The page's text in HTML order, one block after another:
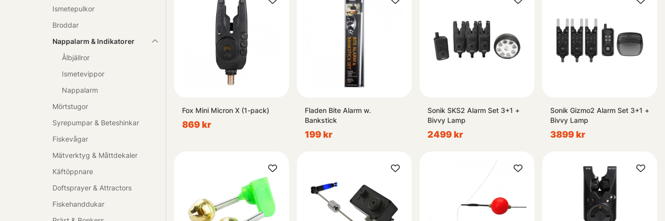
Ismetepulkor
Broddar
Nappalarm & Indikatorer
Ålbjällror
Ismetevippor
Nappalarm
Mörtstugor
Syrepumpar & Beteshinkar
Fiskevågar
Mätverktyg & Måttdekaler
Käftöppnare
Doftsprayer & Attractors
Fiskehanddukar
Fox Mini Micron X (1-pack)
869 kr
Fladen Bite Alarm w.
Bankstick
199 kr
Sonik SKS2 Alarm Set 3+1 +
Bivvy Lamp
2499 kr
Sonik Gizmo2 Alarm Set 3+1 +
Bivvy Lamp
3899 kr